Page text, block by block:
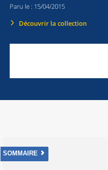
Paru le : 15/04/2015
Découvrir la collection
SOMMAIRE